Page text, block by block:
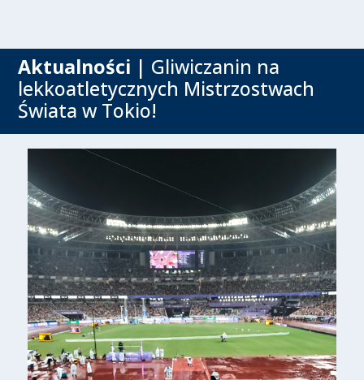
Aktualności | Gliwiczanin na
lekkoatletycznych Mistrzostwach
Świata w Tokio!